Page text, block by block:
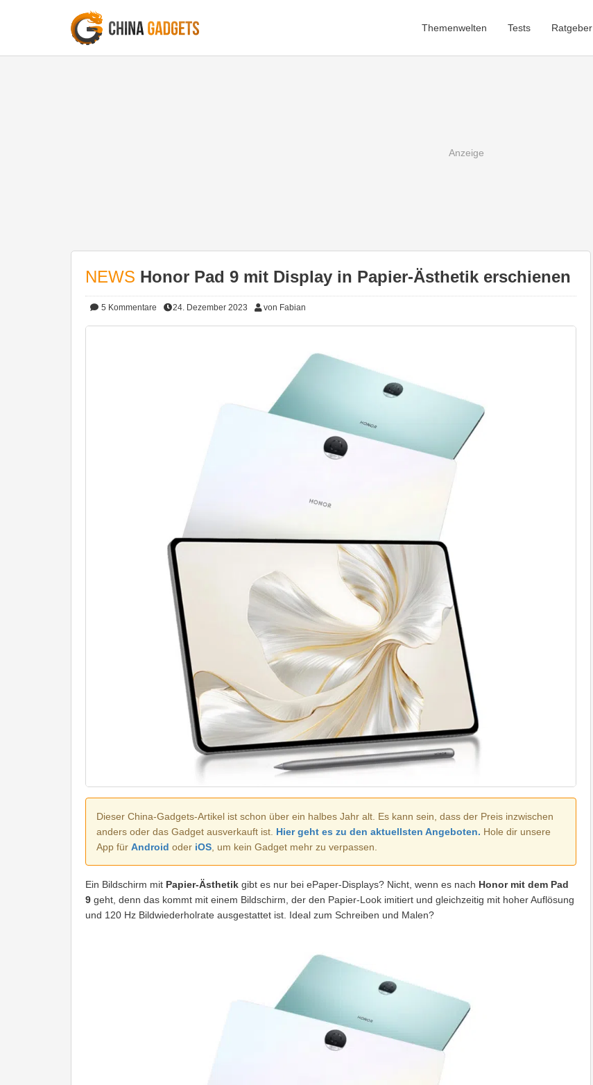
Themenwelten Tests Ratgeber
NEWS Honor Pad 9 mit Display in Papier-Ästhetik erschienen
5 Kommentare 24. Dezember 2023 von Fabian
Dieser China-Gadgets-Artikel ist schon über ein halbes Jahr alt. Es kann sein, dass der Preis inzwischen
anders oder das Gadget ausverkauft ist. Hier geht es zu den aktuellsten Angeboten. Hole dir unsere
App für Android oder iOS, um kein Gadget mehr zu verpassen.
Ein Bildschirm mit Papier-Ästhetik gibt es nur bei ePaper-Displays? Nicht, wenn es nach Honor mit dem Pad
9 geht, denn das kommt mit einem Bildschirm, der den Papier-Look imitiert und gleichzeitig mit hoher Auflösung
und 120 Hz Bildwiederholrate ausgestattet ist. Ideal zum Schreiben und Malen?